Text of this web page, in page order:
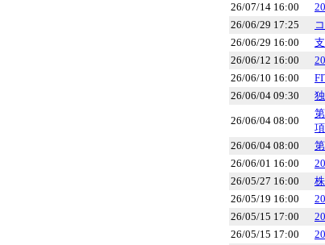
26/07/14 16:00
26/06/29 17:25
26/06/29 16:00
26/06/12 16:00
26/06/10 16:00
26/06/04 09:30
26/06/04 08:00
項
26/06/04 08:00
26/06/01 16:00
26/05/27 16:00
26/05/19 16:00
26/05/15 17:00
26/05/15 17:00